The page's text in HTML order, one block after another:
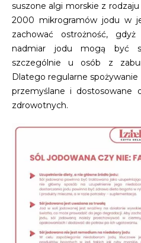
suszone algi morskie z
2000 mikrogramów jodu w
zachować ostrożność,
nadmiar jodu mogą być
szczególnie u osób z
Dlatego regularne
przemyślane i dostosowane
zdrowotnych.